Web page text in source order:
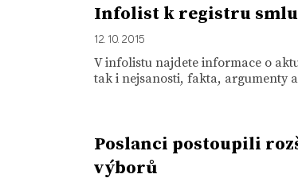
Infolist k registru
12. 10. 2015
V infolistu najdete informace o
tak i nejsanosti, fakta, argumenty
Poslanci postoupili
výborů